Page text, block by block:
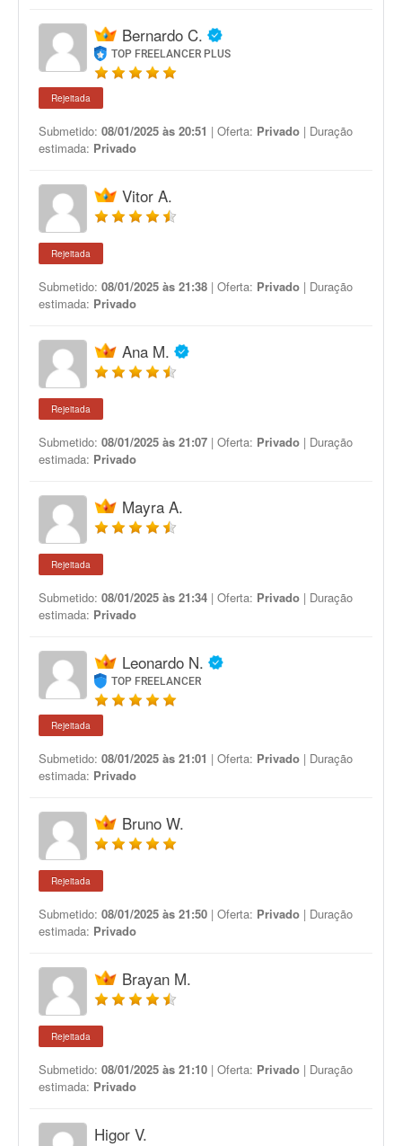
Bernardo C.
TOP FREELANCER PLUS
Rejeitada
Submetido: 08/01/2025 às 20:51 | Oferta: Privado | Duração
estimada: Privado
Vitor A.
Rejeitada
Submetido: 08/01/2025 às 21:38 | Oferta: Privado | Duração
estimada: Privado
Ana M.
Rejeitada
Submetido: 08/01/2025 às 21:07 | Oferta: Privado | Duração
estimada: Privado
Mayra A.
Rejeitada
Submetido: 08/01/2025 às 21:34 | Oferta: Privado | Duração
estimada: Privado
Leonardo N.
TOP FREELANCER
Rejeitada
Submetido: 08/01/2025 às 21:01 | Oferta: Privado | Duração
estimada: Privado
Bruno W.
Rejeitada
Submetido: 08/01/2025 às 21:50 | Oferta: Privado | Duração
estimada: Privado
Brayan M.
Rejeitada
Submetido: 08/01/2025 às 21:10 | Oferta: Privado | Duração
estimada: Privado
Higor V.